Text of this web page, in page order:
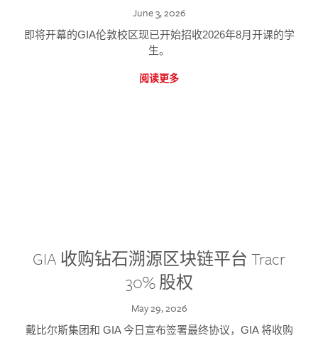
June 3, 2026
即将开幕的GIA伦敦校区现已开始招收2026年8月开课的学
生。
阅读更多
GIA 收购钻石溯源区块链平台 Tracr
30% 股权
May 29, 2026
戴比尔斯集团和 GIA 今日宣布签署最终协议，GIA 将收购